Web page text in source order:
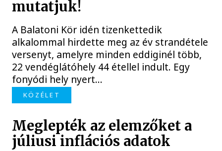
mutatjuk!
A Balatoni Kör idén tizenkettedik
alkalommal hirdette meg az év strandétele
versenyt, amelyre minden eddiginél több,
22 vendéglátóhely 44 étellel indult. Egy
fonyódi hely nyert...
KÖZÉLET
Meglepték az elemzőket a
júliusi inflációs adatok